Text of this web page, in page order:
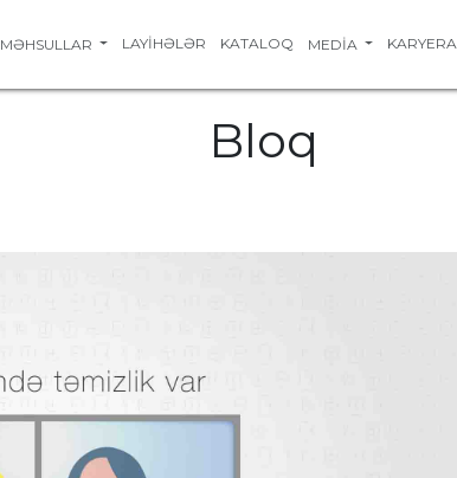
MƏHSULLAR LAYIHƏLƏR KATALOQ MEDIA KARYERA
Bloq